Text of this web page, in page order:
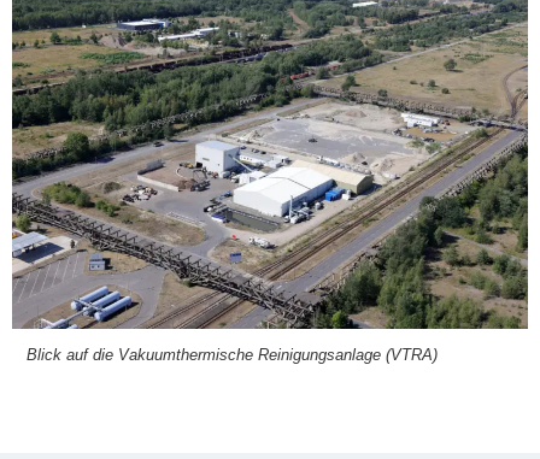
Blick auf die Vaku­um­ther­mi­sche Rei­ni­gungs­an­la­ge (VTRA)